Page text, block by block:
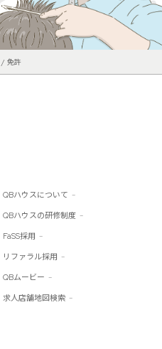
免許
QBハウスについて
QBハウスの研修制度
FaSS採用
リファラル採用
QBムービー
求人店舗地図検索